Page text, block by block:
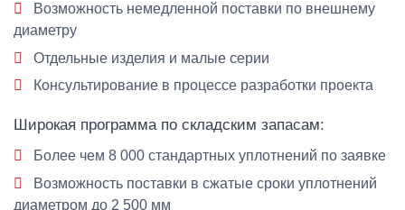
Возможность немедленной поставки по внешнему
диаметру
Отдельные изделия и малые серии
Консультирование в процессе разработки проекта
Широкая программа по складским запасам:
Более чем 8 000 стандартных уплотнений по заявке
Возможность поставки в сжатые сроки уплотнений
диаметром до 2 500 мм